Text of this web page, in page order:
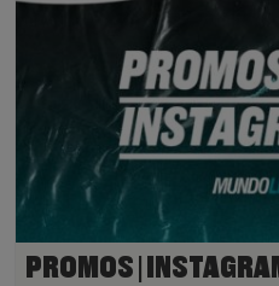
PROMOS |